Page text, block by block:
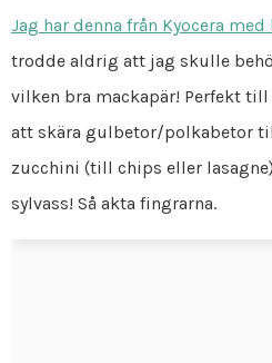
Jag har denna från Kyocera
trodde aldrig att jag skulle
vilken bra mackapär! Perfekt
att skära gulbetor/polkabetor
zucchini (till chips eller
sylvass! Så akta fingrarna.